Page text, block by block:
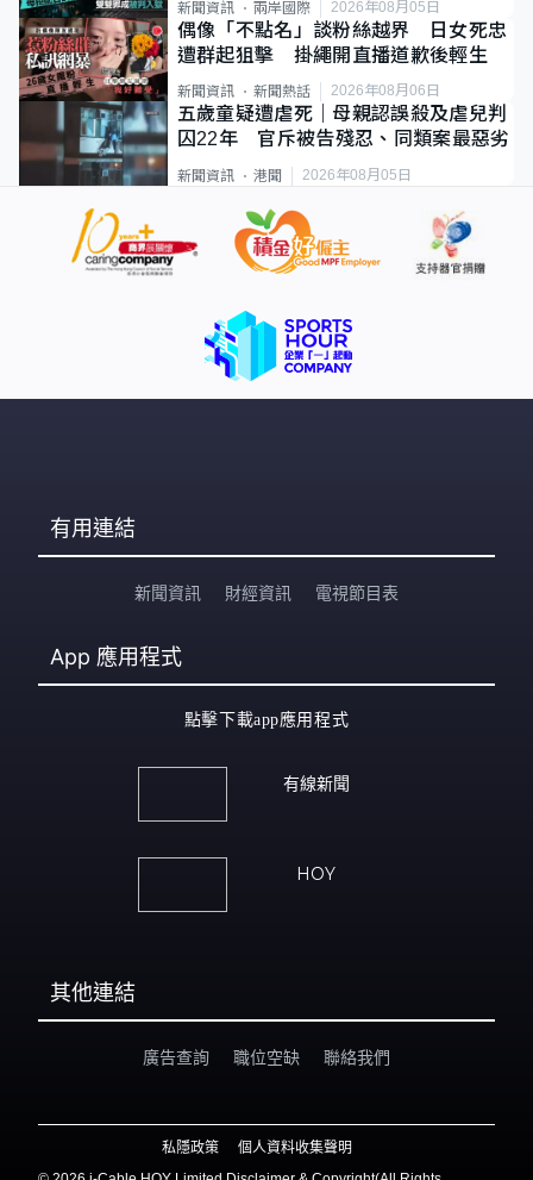
新聞資訊 兩岸國際 2026年08月05日
偶像「不點名」談粉絲越界 日女死忠
遭群起狙擊 掛繩開直播道歉後輕生
新聞資訊 新聞熱話 2026年08月06日
五歲童疑遭虐死｜母親認誤殺及虐兒判
囚22年 官斥被告殘忍、同類案最惡劣
新聞資訊 港聞 2026年08月05日
有用連結
新聞資訊 財經資訊 電視節目表
App 應用程式
點擊下載app應用程式
有線新聞
HOY
其他連結
廣告查詢 職位空缺 聯絡我們
私隱政策
個人資料收集聲明